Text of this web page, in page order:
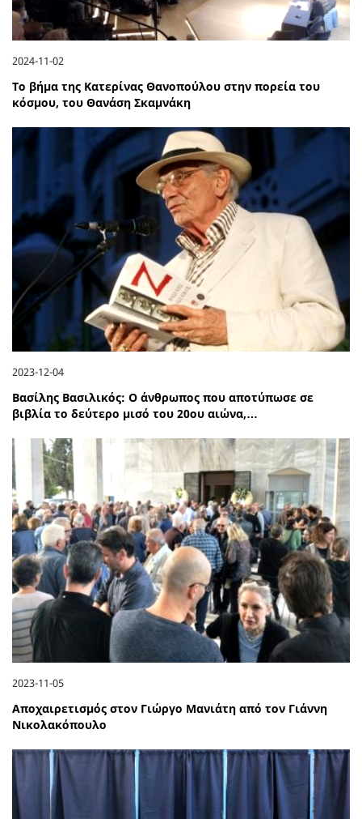
2024-11-02
Το βήμα της Κατερίνας Θανοπούλου στην πορεία του
κόσμου, του Θανάση Σκαμνάκη
2023-12-04
Βασίλης Βασιλικός: Ο άνθρωπος που αποτύπωσε σε
βιβλία το δεύτερο μισό του 20ου αιώνα,…
2023-11-05
Αποχαιρετισμός στον Γιώργο Μανιάτη από τον Γιάννη
Νικολακόπουλο